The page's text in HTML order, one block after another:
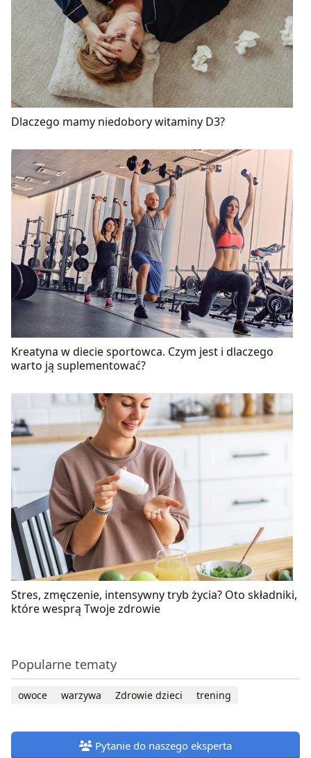
Dlaczego mamy niedobory witaminy D3?
Kreatyna w diecie sportowca. Czym jest i dlaczego
warto ją suplementować?
Stres, zmęczenie, intensywny tryb życia? Oto składniki,
które wesprą Twoje zdrowie
Popularne tematy
owoce warzywa Zdrowie dzieci trening
Pytanie do naszego eksperta